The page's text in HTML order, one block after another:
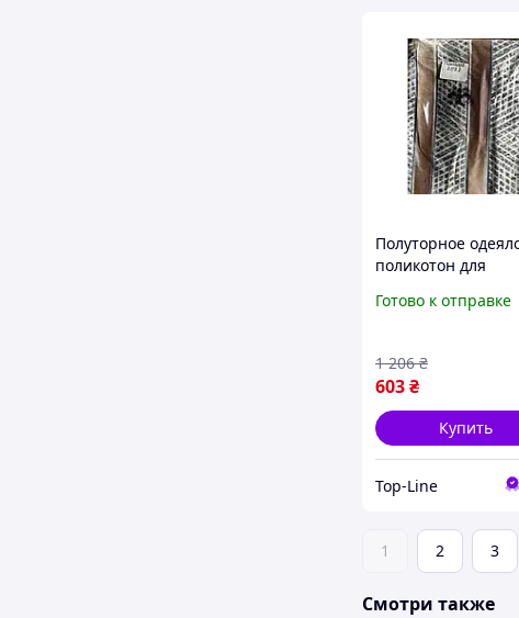
Полуторное
поликотон для
отдыха легкое
плотностью 75гм2
Готово к отправке
603₴
1 206 ₴
Купить
Top-Line
1 2 3
Смотри также